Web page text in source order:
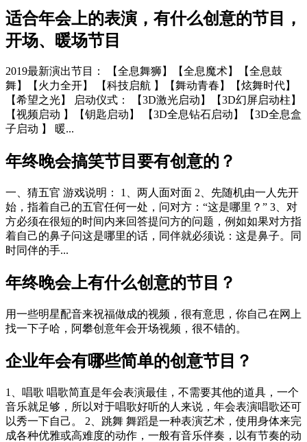
适合年会上的表演，有什么创意的节目，
开场、暖场节目
2019最新演出节目： 【全息舞狮】【全息魔术】【全息鼓
舞】【火力全开】 【科技启航 】【舞动青春】【炫舞时代】
【希望之光】 启动仪式： 【3D激光启动】【3D幻屏启动柱】
【视频启动 】【钥匙启动】 【3D全息钻石启动】【3D全息盒
子启动 】 暖...
年终晚会搞笑节目要有创意的？
一、猜五官 游戏说明： 1、两人面对面 2、先随机由一人先开
始，指着自己的五官任何一处，问对方：“这是哪里？” 3、对
方必须在很短的时间内来回答提问方的问题，例如如果对方指
着自己的鼻子问这是哪里的话，同伴就必须说：这是鼻子。同
时同伴的手...
年终晚会上有什么创意的节目？
用一些明星配音来祝福做成的视频，很有意思，你自己在网上
找一下子哈，阿攀创意年会开场视频，很不错的。
企业年会有哪些简单的创意节目？
1、唱歌 唱歌简直是年会表演最佳，不需要其他的道具，一个
音乐就足够，所以对于唱歌好听的人来说，年会表演唱歌还可
以秀一下自己。 2、跳舞 舞蹈是一种表演艺术，使用身体来完
成各种优雅或高难度的动作，一般有音乐伴奏，以有节奏的动